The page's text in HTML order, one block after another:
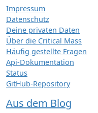
Impressum
Datenschutz
Deine privaten Daten
Über die Critical Mass
Häufig gestellte Fragen
Api-Dokumentation
Status
GitHub-Repository
Aus dem Blog